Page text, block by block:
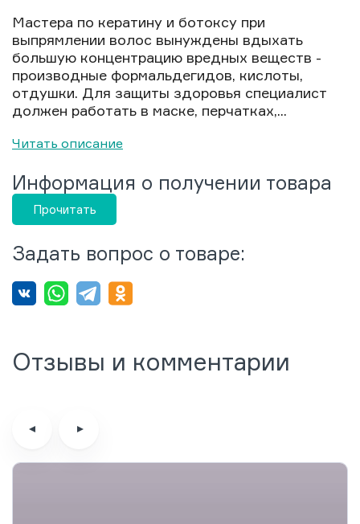
Мастера по кератину и ботоксу при
выпрямлении волос вынуждены вдыхать
большую концентрацию вредных веществ -
производные формальдегидов, кислоты,
отдушки. Для защиты здоровья специалист
должен работать в маске, перчатках,...
Читать описание
Информация о получении товара
Прочитать
Задать вопрос о товаре:
Отзывы и комментарии